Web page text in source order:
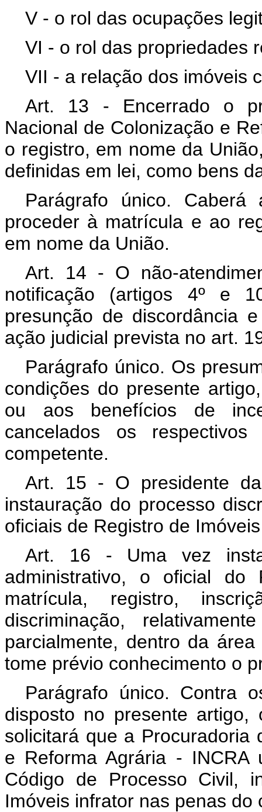
V - o rol das ocupações
VI - o rol das propriedades
VII - a relação dos imóveis
Art. 13 - Encerrado o
Nacional de Colonização e
o registro, em nome da
definidas em lei, como bens
Parágrafo único.
proceder à matrícula e ao
em nome da União.
Art. 14 - O não-
notificação (artigos 4º e
presunção de discordância
ação judicial prevista no art.
Parágrafo único. Os
condições do presente
ou aos benefícios de
cancelados os
competente.
Art. 15 - O presidente
instauração do processo
oficiais de Registro de
Art. 16 - Uma vez
administrativo, o oficial do
matrícula, registro,
discriminação,
parcialmente, dentro da
tome prévio conhecimento o
Parágrafo único. Contra
disposto no presente artigo,
solicitará que a Procuradoria
e Reforma Agrária - INCRA
Código de Processo Civil,
Imóveis infrator nas penas do